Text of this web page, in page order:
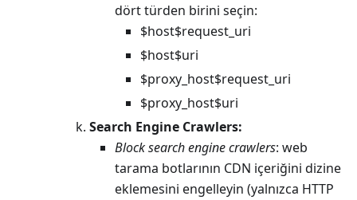
dört türden birini seçin:
$host$request_uri
$host$uri
$proxy_host$request_uri
$proxy_host$uri
Search Engine Crawlers:
Block search engine crawlers: web
tarama botlarının CDN içeriğini dizine
eklemesini engelleyin (yalnızca HTTP